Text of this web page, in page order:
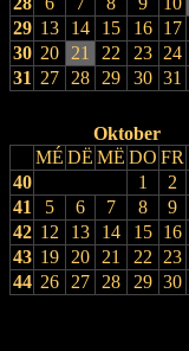
29 13 14 15 16 17
30 20 21 22 23 24
31 27 28 29 30 31
Oktober
MÉ DË MË DO FR
40
1
2
41
5 6 7 8
9
42 12 13 14 15 16
43 19 20 21 22
23
44 26 27 28 29 30